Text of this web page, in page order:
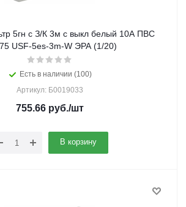
5гн с З/К 3м с выкл белый 10А ПВС
USF-5es-3m-W ЭРА (1/20)
Есть в наличии (100)
Артикул: Б0019033
755.66руб./шт
В корзину